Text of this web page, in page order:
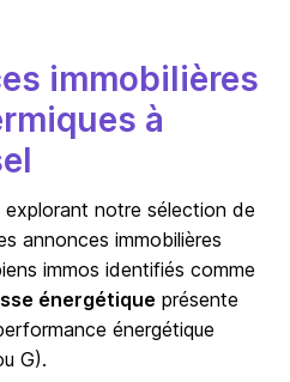
immobilières
à
explorant notre sélection de
annonces immobilières
immos identifiés comme
énergétique présente
énergétique
G).